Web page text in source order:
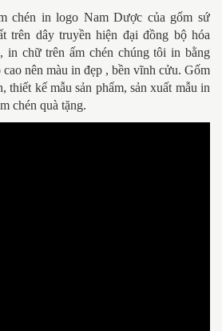
chén in logo Nam Dược của gốm sứ
trên dây truyền hiện đại đồng bộ hóa
in chữ trên ấm chén chúng tôi in bằng
nên màu in đẹp , bền vĩnh cửu. Gốm
thiết kế mẫu sản phẩm, sản xuất mẫu in
chén quà tặng.